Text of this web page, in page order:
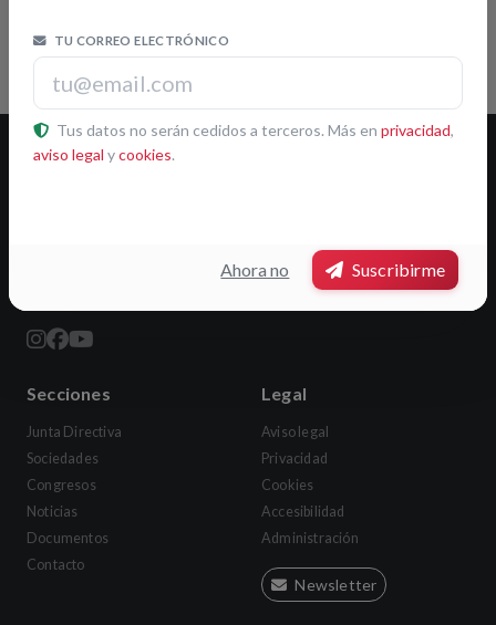
TU CORREO ELECTRÓNICO
Tus datos no serán cedidos a terceros. Más en privacidad,
aviso legal ycookies.
Ahora no Suscribirme
Secciones
Junta Directiva
Sociedades
Congresos
Noticias
Documentos
Contacto
Legal
Aviso legal
Privacidad
Cookies
Accesibilidad
Administración
Newsletter